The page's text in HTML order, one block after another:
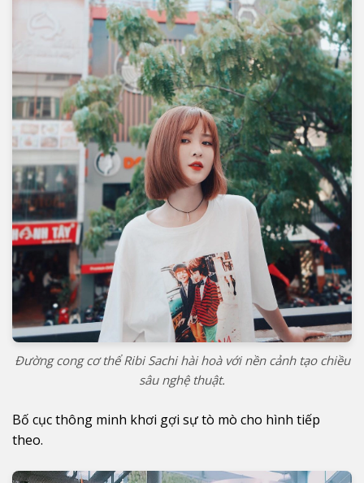
Đường cong cơ thể Ribi Sachi hài hoà với nền cảnh tạo chiều
sâu nghệ thuật.
Bố cục thông minh khơi gợi sự tò mò cho hình tiếp
theo.